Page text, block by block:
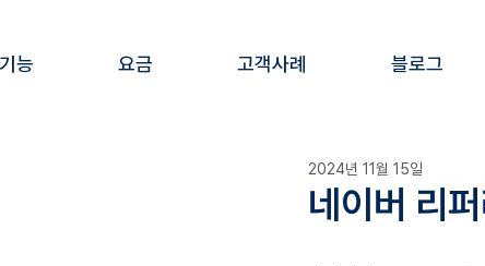
능 요금 고객사례 블로그
네이버 리
2024년 11월 15일